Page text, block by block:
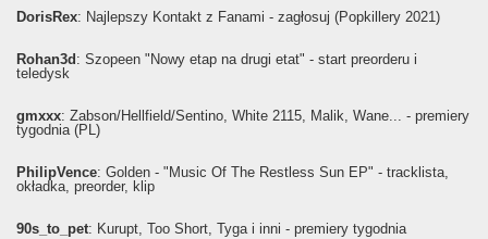
DorisRex: Najlepszy Kontakt z Fanami - zagłosuj (Popkillery 2021)
Rohan3d : Szopeen "Nowy etap na drugi etat" - start preorderu i
teledysk
gmxxx: Żabson/Hellfield/Sentino, White 2115, Malik, Wane... - premiery
tygodnia (PL)
PhilipVence: Golden - "Music Of The Restless Sun EP" - tracklista,
okładka, preorder, klip
90s_to_pet: Kurupt, Too Short, Tyga i inni - premiery tygodnia